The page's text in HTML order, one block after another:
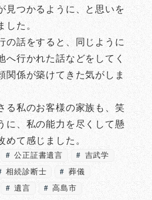
見つかるように、と思いを
した。
の話をすると、同じように
へ行かれた話などをしてく
関係が築けてきた気がしま
る私のお客様の家族も、笑
に、私の能力を尽くして懸
めて感じました。
公正証書遺言
吉武学
相続診断士
葬儀
遺言 高島市